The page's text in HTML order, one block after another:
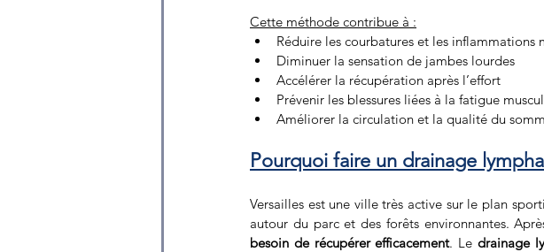
Cette méthode contribue à :
Réduire les courbatures et les inflammations
Diminuer la sensation de jambes lourdes
Accélérer la récupération après l’effort
Prévenir les blessures liées à la fatigue
Améliorer la circulation et la qualité du
Pourquoi faire un drainage
Versailles est une ville très active sur le plan
autour du parc et des forêts environnantes.
besoin de récupérer efficacement. Le drainage